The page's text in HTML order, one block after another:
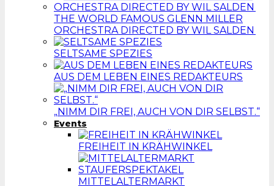
THE WORLD FAMOUS GLENN MILLER
ORCHESTRA DIRECTED BY WIL SALDEN
SELTSAME SPEZIES
AUS DEM LEBEN EINES REDAKTEURS
„NIMM DIR FREI, AUCH VON DIR SELBST.“
Events
FREIHEIT IN KRÄHWINKEL
MITTELALTERMARKT